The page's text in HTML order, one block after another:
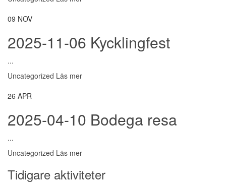
09 NOV
2025-11-06 Kycklingfest
...
Uncategorized Läs mer
26 APR
2025-04-10 Bodega resa
...
Uncategorized Läs mer
Tidigare aktiviteter